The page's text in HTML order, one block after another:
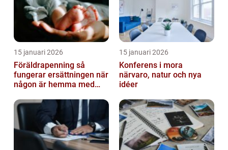
15 januari 2026
Föräldrapenning så
fungerar ersättningen när
någon är hemma med
15 januari 2026
Konferens i mora
närvaro, natur och nya
idéer